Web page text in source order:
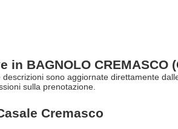
in BAGNOLO CREMASCO
sono aggiornate direttamente
sulla prenotazione.
Cremasco